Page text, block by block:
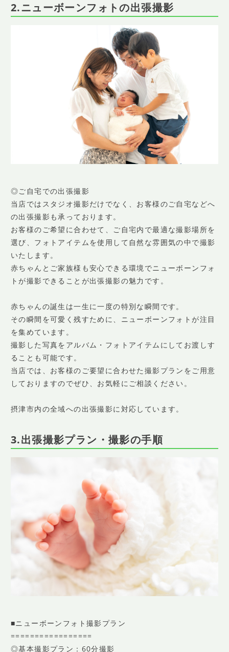
2.ニューボーンフォトの出張撮影
◎ご自宅での出張撮影
当店ではスタジオ撮影だけでなく、お客様のご自宅などへ
の出張撮影も承っております。
お客様のご希望に合わせて、ご自宅内で最適な撮影場所を
選び、フォトアイテムを使用して自然な雰囲気の中で撮影
いたします。
赤ちゃんとご家族様も安心できる環境でニューボーンフォ
トが撮影できることが出張撮影の魅力です。
赤ちゃんの誕生は一生に一度の特別な瞬間です。
その瞬間を可愛く残すために、ニューボーンフォトが注目
を集めています。
撮影した写真をアルバム・フォトアイテムにしてお渡しす
ることも可能です。
当店では、お客様のご要望に合わせた撮影プランをご用意
しておりますのでぜひ、お気軽にご相談ください。
摂津市内の全域への出張撮影に対応しています。
3.出張撮影プラン・撮影の手順
■ニューボーンフォト撮影プラン
=================
◎基本撮影プラン：60分撮影